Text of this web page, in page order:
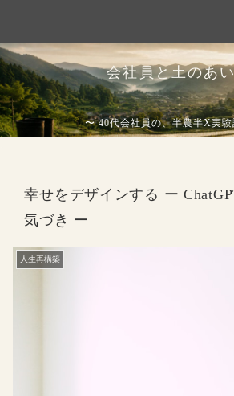
会社員と土のあ
〜 40代会社員の、半農半X実
幸せをデザインする ー
気づき ー
人生再構築